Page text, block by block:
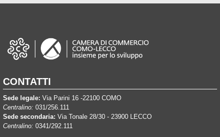
CONTATTI
Sede legale: Via Parini 16 -22100 COMO
Centralino: 031/256.111
Sede secondaria: Via Tonale 28/30 - 23900 LECCO
Centralino: 0341/292.111